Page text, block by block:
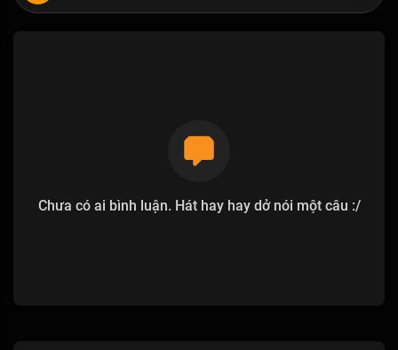
Chưa có ai bình luận. Hát hay hay dở nói một câu :/